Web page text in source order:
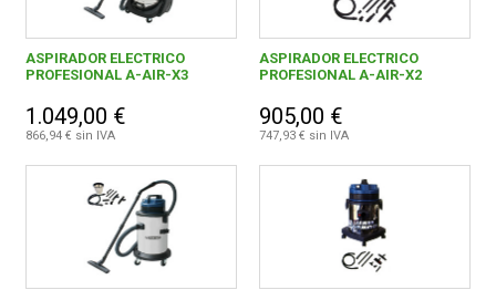
ASPIRADOR ELECTRICO
PROFESIONAL A-AIR-X3
1.049,00 €
866,94 € sin IVA
ASPIRADOR ELECTRICO
PROFESIONAL A-AIR-X2
905,00 €
747,93 € sin IVA